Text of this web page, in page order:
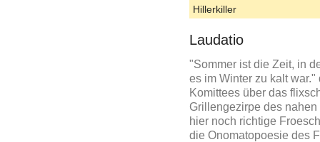
Hillerkiller
Laudatio
"Sommer ist die Zeit, in
es im Winter zu kalt
Komittees über das
Grillengezirpe des
hier noch richtige
die Onomatopoesie des